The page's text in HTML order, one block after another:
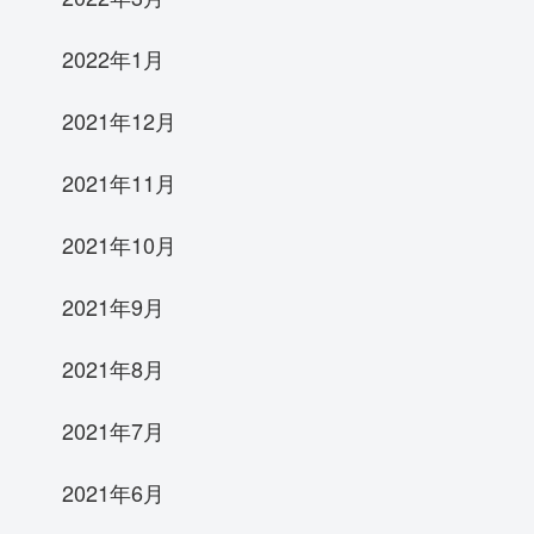
2022年1月
2021年12月
2021年11月
2021年10月
2021年9月
2021年8月
2021年7月
2021年6月